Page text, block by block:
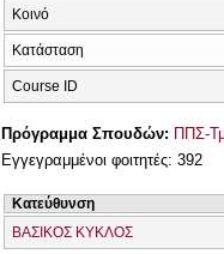
Κοινό
Κατάσταση
Course ID
Πρόγραμμα Σπουδών: ΠΠΣ-
Εγγεγραμμένοι φοιτητές: 392
Κατεύθυνση
ΒΑΣΙΚΟΣ ΚΥΚΛΟΣ